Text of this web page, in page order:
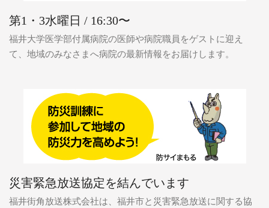
第1・3水曜日 / 16:30〜
福井大学医学部付属病院の医師や病院職員をゲストに迎え
て、地域のみなさまへ病院の最新情報をお届けします。
災害緊急放送協定を結んでいます
福井街角放送株式会社は、福井市と災害緊急放送に関する協